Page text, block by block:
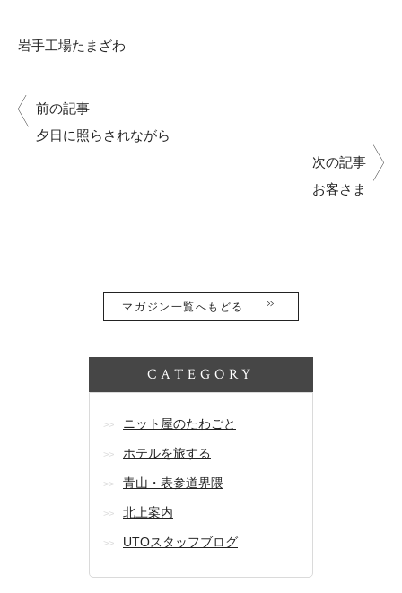
岩手工場たまざわ
前の記事
夕日に照らされながら
次の記事
お客さま
マガジン一覧へもどる
CATEGORY
ニット屋のたわごと
ホテルを旅する
青山・表参道界隈
北上案内
UTOスタッフブログ